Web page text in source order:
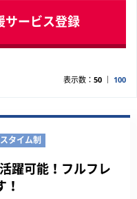
サービス登録
表示数： 50 100
タイム制
躍可能！フルフレ